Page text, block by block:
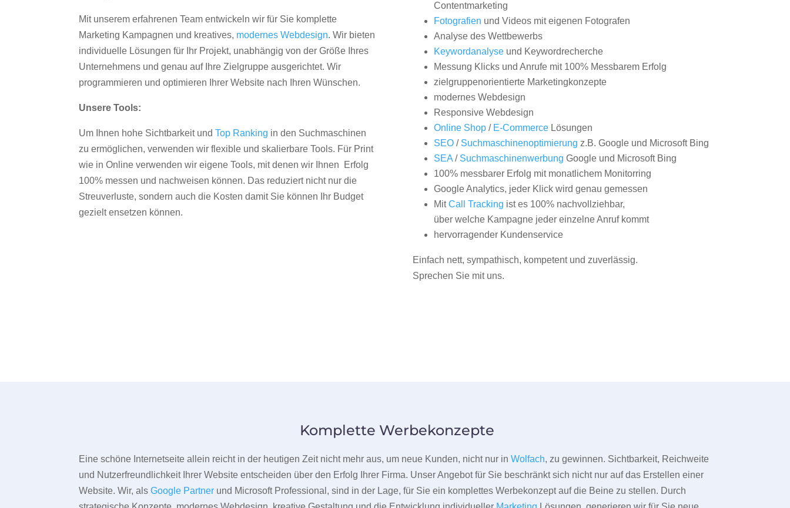
Mit unserem erfahrenen Team entwickeln wir für Sie komplette
Marketing Kampagnen und kreatives, modernes Webdesign. Wir bieten
individuelle Lösungen für Ihr Projekt, unabhängig von der Größe Ihres
Unternehmens und genau auf Ihre Zielgruppe ausgerichtet. Wir
programmieren und optimieren Ihrer Website nach Ihren Wünschen.
Unsere Tools:
Um Ihnen hohe Sichtbarkeit undTop Ranking in den Suchmaschinen
zu ermöglichen, verwenden wir flexible und skalierbare Tools. Für Print
wie in Online verwenden wir eigene Tools, mit denen wir Ihnen Erfolg
100% messen und nachweisen können. Das reduziert nicht nur die
Streuverluste, sondern auch die Kosten damit Sie können Ihr Budget
gezielt ensetzen können.
Contentmarketing
Fotografien und Videos mit eigenen Fotografen
Analyse des Wettbewerbs
Keywordanalyseund Keywordrecherche
Messung Klicks und Anrufe mit 100% Messbarem Erfolg
zielgruppenorientierte Marketingkonzepte
modernes Webdesign
Responsive Webdesign
Online Shop/ E-CommerceLösungen
SEO/ Suchmaschinenoptimierung z.B. Google und Microsoft Bing
SEA/ Suchmaschinenwerbung Google und Microsoft Bing
100% messbarer Erfolg mit monatlichem Monitorring
Google Analytics, jeder Klick wird genau gemessen
MitCall Tracking ist es 100% nachvollziehbar,
über welche Kampagne jeder einzelne Anruf kommt
hervorragender Kundenservice
Einfach nett, sympathisch, kompetent und zuverlässig.
Sprechen Sie mit uns.
Komplette Werbekonzepte
Eine schöne Internetseite allein reicht in der heutigen Zeit nicht mehr aus, um neue Kunden, nicht nur inWolfach, zu gewinnen. Sichtbarkeit, Reichweite
und Nutzerfreundlichkeit Ihrer Website entscheiden über den Erfolg Ihrer Firma. Unser Angebot für Sie beschränkt sich nicht nur auf das Erstellen einer
Website. Wir, alsGoogle Partner und Microsoft Professional, sind in der Lage, für Sie ein komplettes Werbekonzept auf die Beine zu stellen. Durch